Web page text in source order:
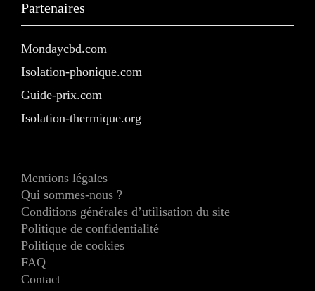
Partenaires
Mondaycbd.com
Isolation-phonique.com
Guide-prix.com
Isolation-thermique.org
Mentions légales
Qui sommes-nous ?
Conditions générales d’utilisation du site
Politique de confidentialité
Politique de cookies
FAQ
Contact